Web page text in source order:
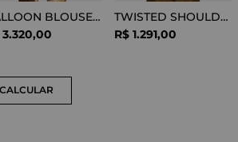
BALLOON BLOUSE VISCOSE SNAKE
3.320,00
TWISTED SHOULDER TEE LYOCELL BLACK
R$ 1.291,00